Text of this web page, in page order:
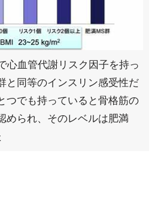
心血管代謝リスク因子を持っ
と同等のインスリン感受性だ
つでも持っていると骨格筋の
められ、そのレベルは肥満